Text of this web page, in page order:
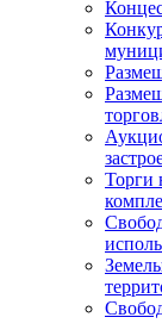
Торги